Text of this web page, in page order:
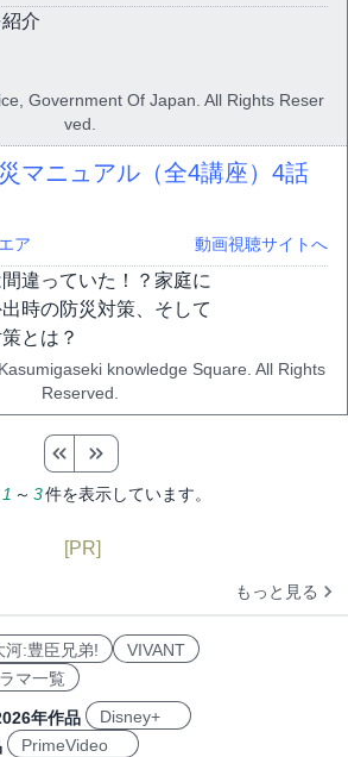
介
Government Of Japan. All Rights Reser
ved.
マニュアル（全4講座） 4話
ア 動画視聴サイトへ
違っていた！？家庭に
時の防災対策、そして
とは？
knowledge Square. All Rights
Reserved.
1 ～ 3件を表示しています。
[PR]
もっと見る
河:豊臣兄弟!
VIVANT
マ一覧
年作品
Disney+
PrimeVideo